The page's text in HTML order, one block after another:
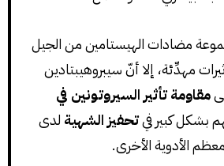
مضادات الهيستامين من الجيل
مهدِّئة، إلا أنّ سيبروهيبتادين
مقاومة تأثير السيروتونين في
بشكل كبير فيتحفيز الشهية لدى
الأدوية الأخرى.